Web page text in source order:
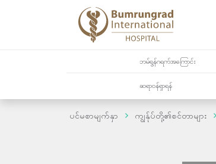
ဘမ်ရွန်ဂရက်အကြောင်း
ဆရာဝန်ရှာရန်
ပင်မစာမျက်နှာ ကျွန်ုပ်တို့၏စင်တာများ